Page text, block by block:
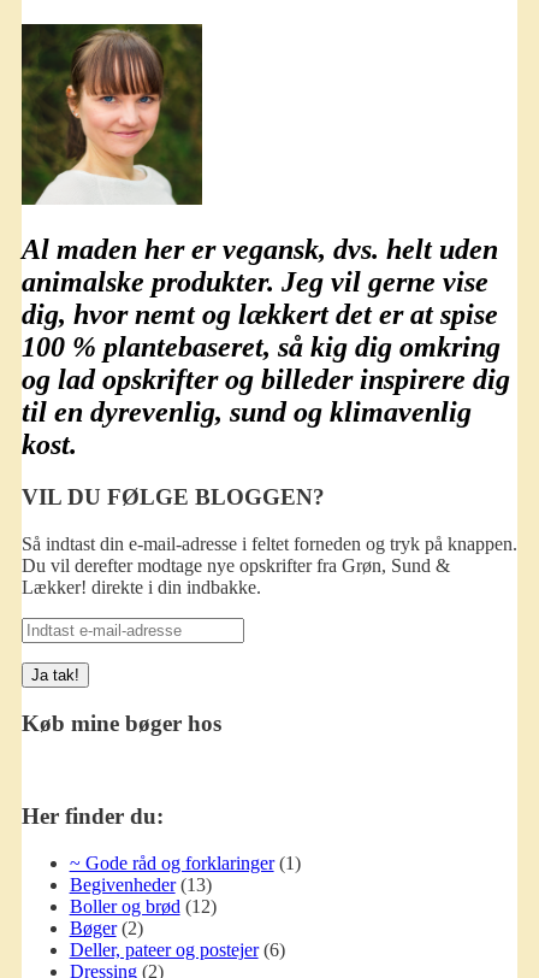
Al maden her ervegansk, dvs. helt uden
animalske produkter. Jeg vil gerne vise
dig, hvor nemt og lækkert det er at spise
100 % plantebaseret, så kig dig omkring
og lad opskrifter og billeder inspirere dig
til en dyrevenlig, sund og klimavenlig
kost.
VIL DU FØLGE BLOGGEN?
Så indtast din e-mail-adresse i feltet forneden og tryk på knappen.
Du vil derefter modtage nye opskrifter fra Grøn, Sund &
Lækker! direkte i din indbakke.
Indtast
e-
mail-
adresse
Køb mine bøger hos
Her finder du:
~ Gode råd og forklaringer(1)
Begivenheder(13)
Boller og brød (12)
Bøger(2)
Deller, pateer og postejer(6)
Dressing(2)